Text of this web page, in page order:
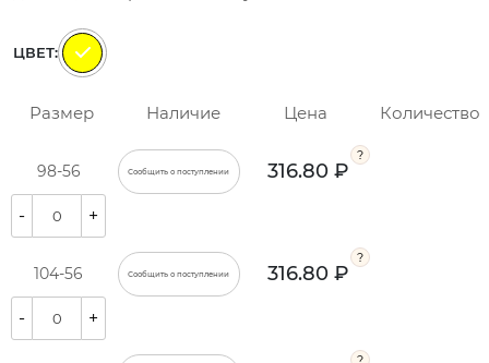
ЦВЕТ:
Размер Наличие Цена Количество
98-56 Сообщить о поступлении 316.80 ₽
- +
104-56 Сообщить о поступлении 316.80 ₽
- +